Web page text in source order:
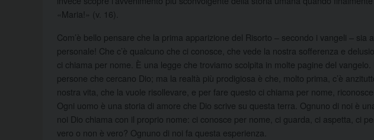
«Maria!» (v. 16).
Com’è bello pensare che la prima apparizione del Risorto – secondo i vangeli – sia
personale! Che c’è qualcuno che ci conosce, che vede la nostra sofferenza e
ci chiama per nome. È una legge che troviamo scolpita in molte pagine del
persone che cercano Dio; ma la realtà più prodigiosa è che, molto prima, c’è
nostra vita, che la vuole risollevare, e per fare questo ci chiama per nome,
Ogni uomo è una storia di amore che Dio scrive su questa terra. Ognuno di noi è
noi Dio chiama con il proprio nome: ci conosce per nome, ci guarda, ci aspetta, ci
vero o non è vero? Ognuno di noi fa questa esperienza.